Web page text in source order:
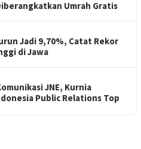
Umrah Gratis
Jadi 9,70%, Catat Rekor
di Jawa
JNE, Kurnia
Public Relations Top